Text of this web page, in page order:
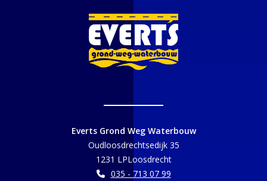
Everts Grond Weg Waterbouw
Oudloosdrechtsedijk 35
1231 LPLoosdrecht
035 - 713 07 99